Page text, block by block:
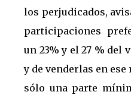
los perjudicados,
participaciones
un 23% y el 27 % del
y de venderlas en
sólo una parte